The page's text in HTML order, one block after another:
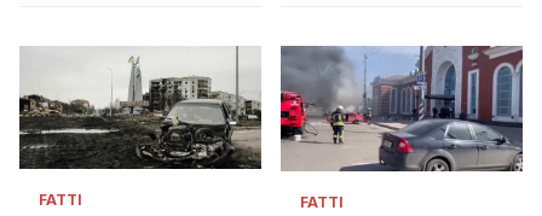
FATTI FATTI